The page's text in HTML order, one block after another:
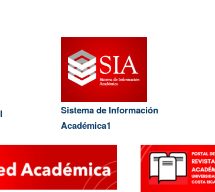
Sistema de Información
Académica1